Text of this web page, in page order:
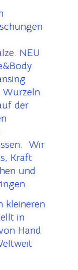
NEU
Wurzeln
der
Wir
Kraft
und
kleineren
in
Hand